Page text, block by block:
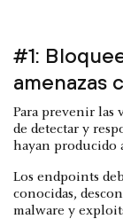
#1:
amenazas
Para prevenir las
de detectar y
hayan producido
Los endpoints
conocidas,
malware y